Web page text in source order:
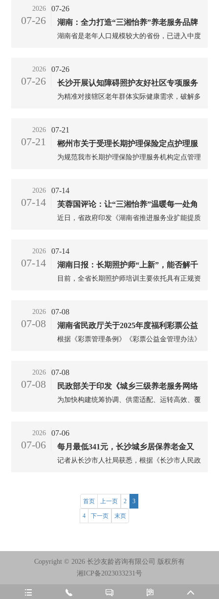
    
2026
07-26
07-26
湖南：全力打造“三湘怡养”养老服务品牌
湖南省是老年人口规模较大的省份，已进入中度
为24.72%，其中失能失智老年人口规模超300万
人。面对不断加剧的老龄化形势，湖南省深入学
习贯彻习近平总书记关于老龄工作重要指示批示
持续优化养老服务供给，提升养老服务质量，全
力实现“身在湖南，养老不难”的工作目标。...
2026
07-26
07-26
长沙开展认知障碍照护友好社区专项服务
为精准对接辖区老年群体实际健康需求，破解多
沙市裕南街街道火把山社区携手三真康复医院专
业医护团队，在三真康复医院门诊大厅开展老年
认知障碍的免费筛查暨脑健康科普公益活动，把
2026
07-21
07-21
郴州市关于受理长期护理保险定点护理服
务机构申请的公告
为规范我市长期护理保险护理服务机构定点管理
作，现将有关事项公告如下：...
2026
07-14
07-14
芙蓉国评论：让“三湘怡养”温暖每一处角
落
近日，省政府印发《湖南省推进服务业扩能提质
作为重点任务。这一部署直面湖南人口老龄化加
速的现实挑战，聚焦普通老年群体“住得起、就
近养、养得好”的核心诉求，旨在通过扩大有效
蛋糕，关键在于打破高端小众局限，让养老服务
真正惠及千家万户。...
2026
07-14
07-14
湖南日报：长期照护师“上新”，能否解千
万失能家庭之困
目前，全省长期照护师培训主要依托具有正规资
级认定，由人社部门统一组织，实行“统一考试
时间、统一职业标准、统一题库、统一评价模
式”，分为理论知识和操作技能考核。...
2026
07-08
07-08
湖南省民政厅关于2025年度福利彩票公益
金使用情况的公告
根据《彩票管理条例》《彩票公益金管理办法》
用情况公告如下...
2026
07-08
07-08
民政部关于印发《城乡三级养老服务网络
建设管理指引》的通知
为加快构建统筹协调、供需适配、运转高效、覆
实际制定本指引。...
2026
07-06
07-06
每月最低341元，长沙城乡居保养老金又
涨啦
记者从长沙市人社局获悉，根据《长沙市人民政
养老保险基础养老金最低标准统一上调10元，由
原每人每月331元提高至341元，目前已足额发放
到位，惠及全市约91.6万名城乡居保待遇领取人
首页 上一页 2 3
4 下一页 末页
Copyright © 2026 长沙友龄咨询有限公司 版权所有
湘ICP备2023033231号